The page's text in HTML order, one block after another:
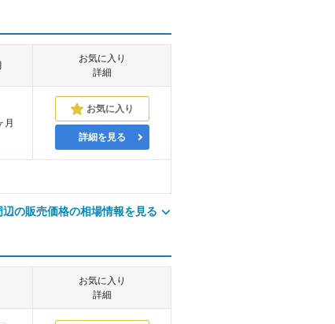
お気に入り
詳細
月
詳細を見る
辺の販売価格の相場情報を見る
お気に入り
詳細